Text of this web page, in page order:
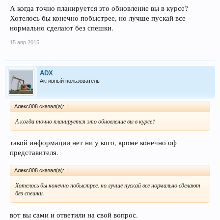
А когда точно планируется это обновление вы в курсе?
Хотелось бы конечно побыстрее, но лучше пускай все
нормально сделают без спешки.
15 апр 2015
ADX
Активный пользователь
Алекс008 сказал(а): ↑
А когда точно планируется это обновление вы в курсе?
такой информации нет ни у кого, кроме конечно оф
представителя.
Алекс008 сказал(а): ↑
Хотелось бы конечно побыстрее, но лучше пускай все нормально сделают
без спешки.
вот вы сами и ответили на свой вопрос.